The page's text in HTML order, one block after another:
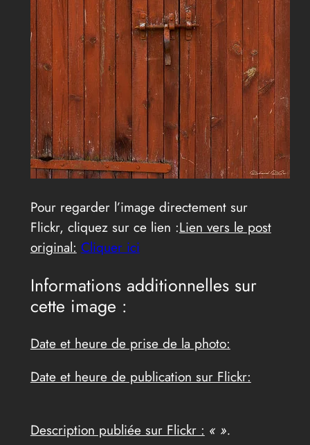
Pour regarder l’image directement sur
Flickr, cliquez sur ce lien :Lien vers le post
original: Cliquer ici
Informations additionnelles sur
cette image :
Date et heure de prise de la photo:
Date et heure de publication sur Flickr:
Description publiée sur Flickr : « ».